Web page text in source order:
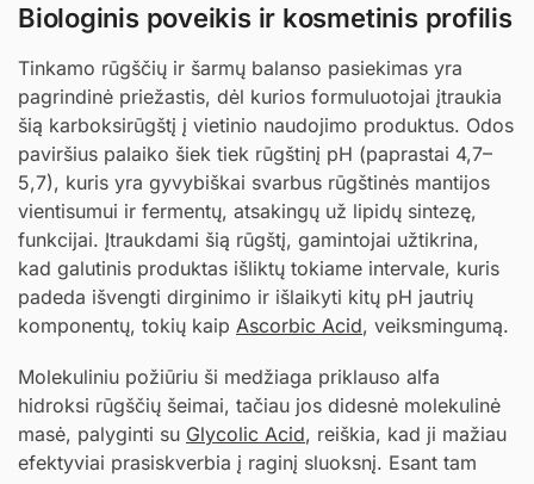
Biologinis poveikis ir kosmetinis profilis
Tinkamo rūgščių ir šarmų balanso pasiekimas yra
pagrindinė priežastis, dėl kurios formuluotojai įtraukia
šią karboksirūgštį į vietinio naudojimo produktus. Odos
paviršius palaiko šiek tiek rūgštinį pH (paprastai 4,7–
5,7), kuris yra gyvybiškai svarbus rūgštinės mantijos
vientisumui ir fermentų, atsakingų už lipidų sintezę,
funkcijai. Įtraukdami šią rūgštį, gamintojai užtikrina,
kad galutinis produktas išliktų tokiame intervale, kuris
padeda išvengti dirginimo ir išlaikyti kitų pH jautrių
komponentų, tokių kaip Ascorbic Acid, veiksmingumą.
Molekuliniu požiūriu ši medžiaga priklauso alfa
hidroksi rūgščių šeimai, tačiau jos didesnė molekulinė
masė, palyginti su Glycolic Acid, reiškia, kad ji mažiau
efektyviai prasiskverbia į raginį sluoksnį. Esant tam